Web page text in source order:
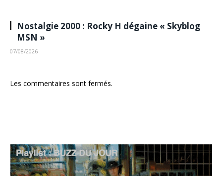
Nostalgie 2000 : Rocky H dégaine « Skyblog
MSN »
07/08/2026
Les commentaires sont fermés.